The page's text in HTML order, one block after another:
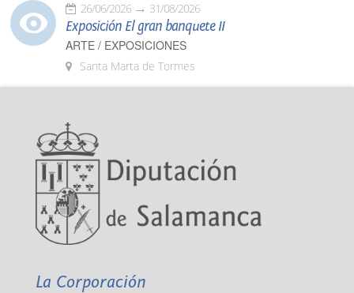
26/06/2026 31/08/2026
Exposición El gran banquete II
ARTE / EXPOSICIONES
Santa Marta de Tormes
La Corporación